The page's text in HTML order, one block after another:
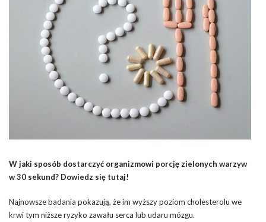
W jaki sposób dostarczyć organizmowi porcję zielonych warzyw
w 30 sekund? Dowiedz się tutaj!
Najnowsze badania pokazują, że im wyższy poziom cholesterolu we
krwi tym niższe ryzyko zawału serca lub udaru mózgu.